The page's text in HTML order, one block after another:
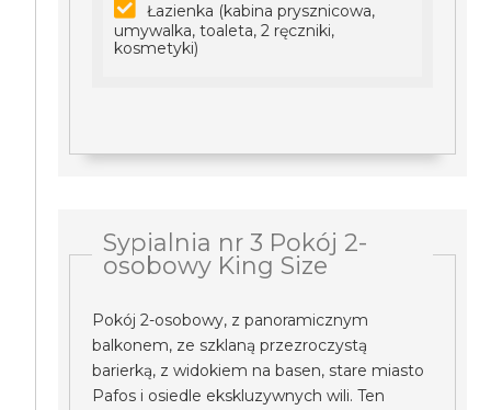
Łazienka (kabina prysznicowa,
umywalka, toaleta, 2 ręczniki,
kosmetyki)
Sypialnia nr 3 Pokój 2-
osobowy King Size
Pokój 2-osobowy, z panoramicznym
balkonem, ze szklaną przezroczystą
barierką, z widokiem na basen, stare miasto
Pafos i osiedle ekskluzywnych wili. Ten